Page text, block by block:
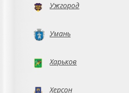
Ужгород
Умань
Харьков
Херсон